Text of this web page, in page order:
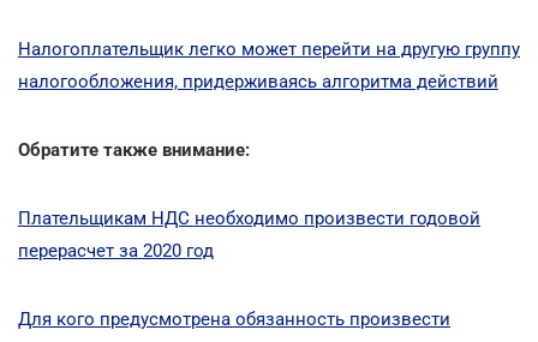
Налогоплательщик легко может перейти на другую группу
налогообложения, придерживаясь алгоритма действий
Обратите также внимание:
Плательщикам НДС необходимо произвести годовой
перерасчет за 2020 год
Для кого предусмотрена обязанность произвести